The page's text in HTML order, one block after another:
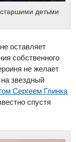
детьми
оставляет
собственного
не желает
звездный
Сергеем Глинка
спустя